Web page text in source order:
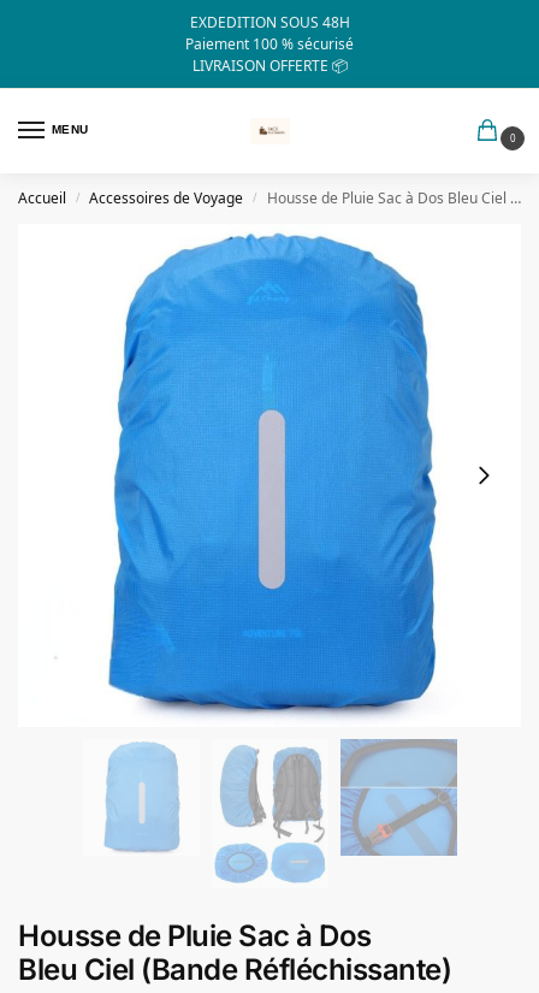
EXDEDITION SOUS 48H
Paiement 100 % sécurisé
LIVRAISON OFFERTE 📦
MENU
0
Accueil / Accessoires de Voyage / Housse de Pluie Sac à Dos Bleu Ciel (Bande Réfléchissante)
Housse de Pluie Sac à Dos
Bleu Ciel (Bande Réfléchissante)